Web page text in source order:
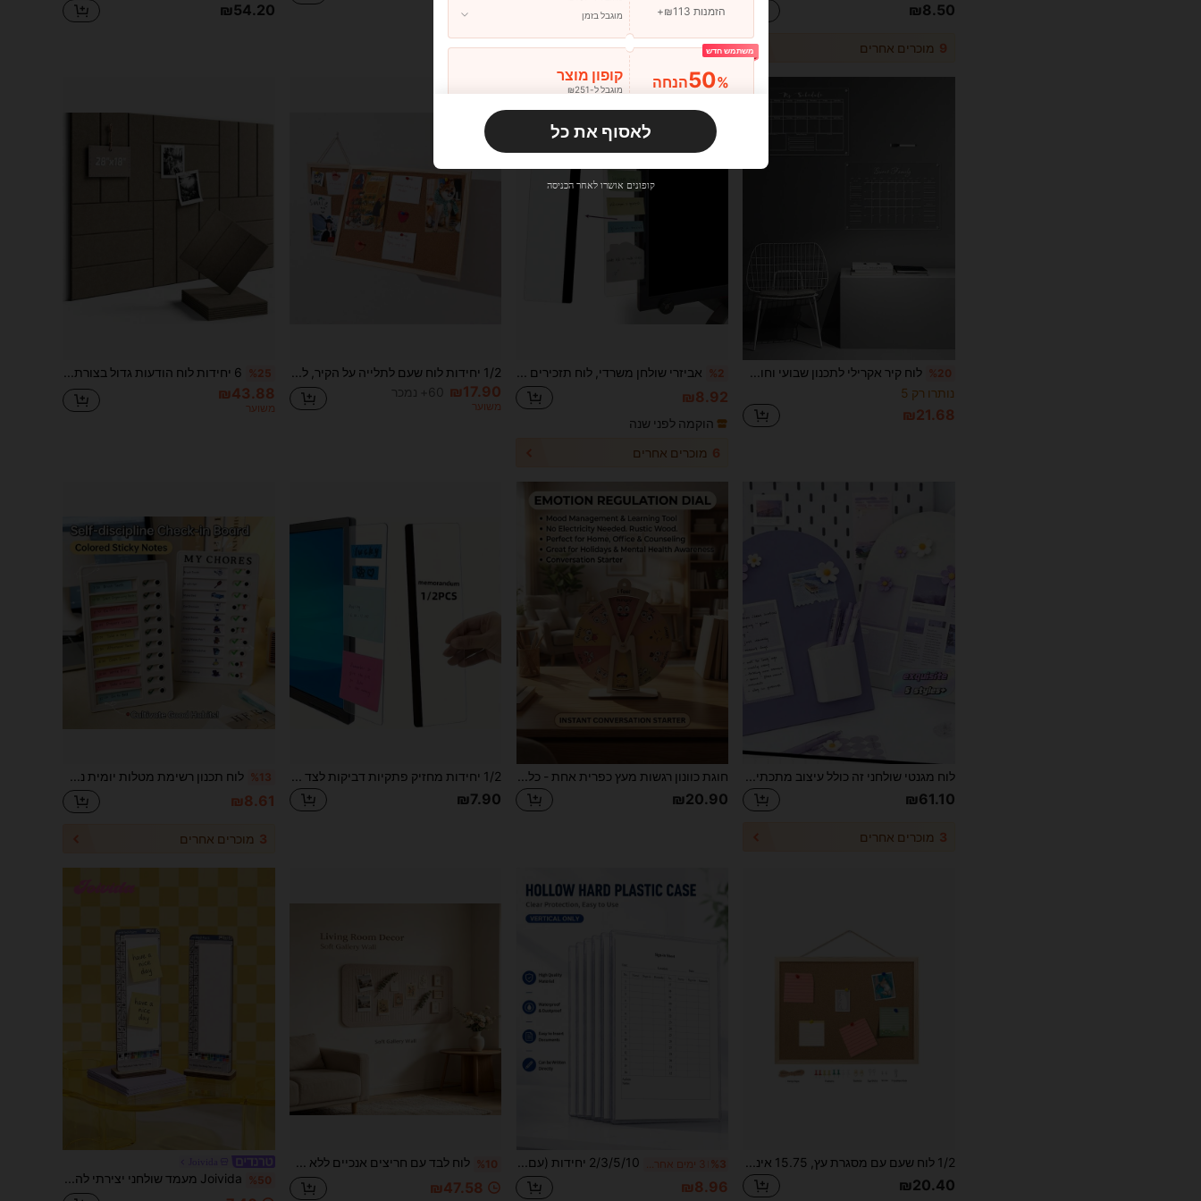
₪8.50
9 מוכרים אחרים
₪54.20
%20
נותרו רק 5
₪21.68
%2
₪8.92
הוקמה לפני שנה
6 מוכרים אחרים
₪17.90 60+ נמכר
משוער
%25
₪43.88
משוער
₪61.10
3 מוכרים אחרים
₪20.90
₪7.90
%13
₪8.61
3 מוכרים אחרים
1/2 לוח שעם עם מסגרת עץ, 15.75 אינץ' X 11.8 אינץ', לוח הודעות עם מסמרים, לקיר, מסגרת עץ, מתאים למשרד, בית וקירות בית ספר (כולל מסמרים, ברגי לולאה, חבלים, ברגים) ציוד לבית ספר, חזרה לבית הספר, לוח הודעות, לוח חזון
₪20.40
%3 2/3/5/10 יחידות (עם דבק) מעמד תצוגה שקוף חלול מאקרילי לתכנון לוח זמנים ורשימת מטלות, מסגרת לוח משימות A4 רב-פעמי למחיקה יבשה, עיטור שולחני אסתטי, מתאים לעיצוב חדר וארגון לוקר בית ספר
₪8.96
%10 לוח לבד עם חריצים אנכיים ללא קידוח: מושלם לתצוגת קיר תמונות, פתקי תלמידים, לוחות מודעות למשרד וכיתה. תומך בפתקים, תמונות, פוסטרים ועיצוב DIY. אידיאלי לשימוש רב-סצנרי
₪47.58
%50 Joivida מעמד שולחני יצירתי להודעות, לוח הודעות כיפי ומחזיק פתקיות דביקות לרשימות מטלות, תזכורות, תמונות, הערות, שולחן עבודה, משרד ביתי, חדר שינה, חדר לימוד, תכנון יומי, יום הולדת, חג ומתנה מקורית
הזמנות ₪113+
מוגבל בזמן
משתמש חדש
50%הנחה קופון מוצר
מוגבל ל-₪251
מוגבל בזמן
משתמש חדש
33 קופון מוצר
מוגבל ל-₪270
לאסוף את כל
קופונים אושרו לאחר הכניסה